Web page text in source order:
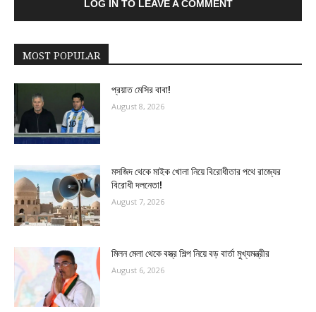
LOG IN TO LEAVE A COMMENT
MOST POPULAR
প্রয়াত মেসির বাবা!
August 8, 2026
মসজিদ থেকে মাইক খোলা নিয়ে বিরোধীতার পথে রাজ্যের
বিরোধী দলনেতা!
August 7, 2026
মিলন মেলা থেকে বস্ত্র শিল্প নিয়ে বড় বার্তা মুখ্যমন্ত্রীর
August 6, 2026